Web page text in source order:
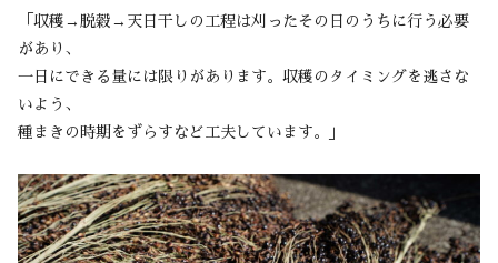
「収穫→脱穀→天日干しの工程は刈ったその日のうちに行う必要
があり、
一日にできる量には限りがあります。収穫のタイミングを逃さな
いよう、
種まきの時期をずらすなど工夫しています。」